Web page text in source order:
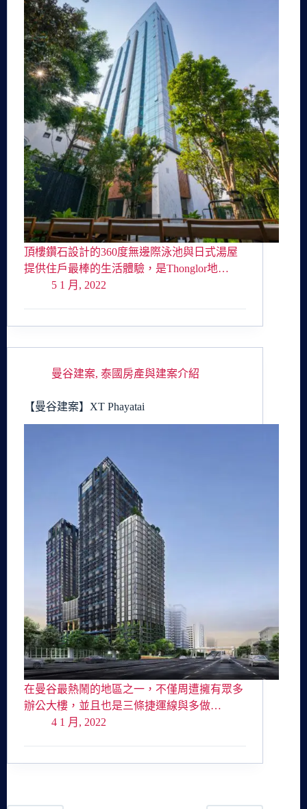
頂樓鑽石設計的360度無邊際泳池與日式湯屋
提供住戶最棒的生活體驗，是Thonglor地…
5 1 月, 2022
曼谷建案, 泰國房產與建案介紹
【曼谷建案】XT Phayatai
在曼谷最熱鬧的地區之一，不僅周遭擁有眾多
辦公大樓，並且也是三條捷運線與多做…
4 1 月, 2022